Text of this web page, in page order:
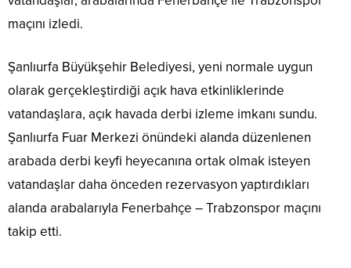
maçını izledi.
Şanlıurfa Büyükşehir Belediyesi, yeni normale uygun
olarak gerçekleştirdiği açık hava etkinliklerinde
vatandaşlara, açık havada derbi izleme imkanı sundu.
Şanlıurfa Fuar Merkezi önündeki alanda düzenlenen
arabada derbi keyfi heyecanına ortak olmak isteyen
vatandaşlar daha önceden rezervasyon yaptırdıkları
alanda arabalarıyla Fenerbahçe – Trabzonspor maçını
takip etti.